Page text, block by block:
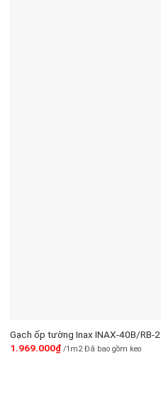
Gạch ốp tường Inax INAX-40B/RB-2
1.969.000₫/1m2 Đã bao gồm keo